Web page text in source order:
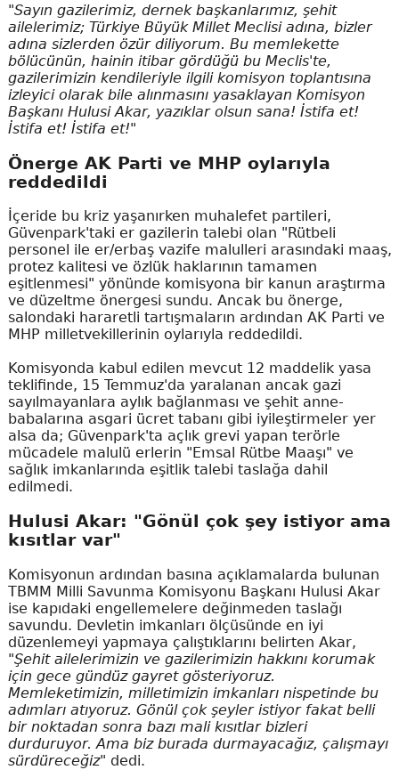
"Sayın gazilerimiz, dernek başkanlarımız, şehit
ailelerimiz; Türkiye Büyük Millet Meclisi adına, bizler
adına sizlerden özür diliyorum. Bu memlekette
bölücünün, hainin itibar gördüğü bu Meclis'te,
gazilerimizin kendileriyle ilgili komisyon toplantısına
izleyici olarak bile alınmasını yasaklayan Komisyon
Başkanı Hulusi Akar, yazıklar olsun sana! İstifa et!
İstifa et! İstifa et!"
Önerge AK Parti ve MHP oylarıyla
reddedildi
İçeride bu kriz yaşanırken muhalefet partileri,
Güvenpark'taki er gazilerin talebi olan "Rütbeli
personel ile er/erbaş vazife malulleri arasındaki maaş,
protez kalitesi ve özlük haklarının tamamen
eşitlenmesi" yönünde komisyona bir kanun araştırma
ve düzeltme önergesi sundu. Ancak bu önerge,
salondaki hararetli tartışmaların ardından AK Parti ve
MHP milletvekillerinin oylarıyla reddedildi.
Komisyonda kabul edilen mevcut 12 maddelik yasa
teklifinde, 15 Temmuz'da yaralanan ancak gazi
sayılmayanlara aylık bağlanması ve şehit anne-
babalarına asgari ücret tabanı gibi iyileştirmeler yer
alsa da; Güvenpark'ta açlık grevi yapan terörle
mücadele malulü erlerin "Emsal Rütbe Maaşı" ve
sağlık imkanlarında eşitlik talebi taslağa dahil
edilmedi.
Hulusi Akar: "Gönül çok şey istiyor ama
kısıtlar var"
Komisyonun ardından basına açıklamalarda bulunan
TBMM Milli Savunma Komisyonu Başkanı Hulusi Akar
ise kapıdaki engellemelere değinmeden taslağı
savundu. Devletin imkanları ölçüsünde en iyi
düzenlemeyi yapmaya çalıştıklarını belirten Akar,
"Şehit ailelerimizin ve gazilerimizin hakkını korumak
için gece gündüz gayret gösteriyoruz.
Memleketimizin, milletimizin imkanları nispetinde bu
adımları atıyoruz. Gönül çok şeyler istiyor fakat belli
bir noktadan sonra bazı mali kısıtlar bizleri
durduruyor. Ama biz burada durmayacağız, çalışmayı
sürdüreceğiz" dedi.